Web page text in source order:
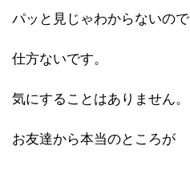
パッと見じゃわからないので
仕方ないです。
気にすることはありません。
お友達から本当のところが